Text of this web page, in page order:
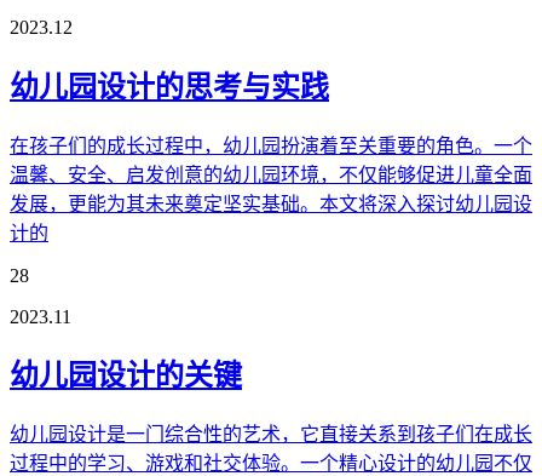
2023.12
幼儿园设计的思考与实践
在孩子们的成长过程中，幼儿园扮演着至关重要的角色。一个
温馨、安全、启发创意的幼儿园环境，不仅能够促进儿童全面
发展，更能为其未来奠定坚实基础。本文将深入探讨幼儿园设
计的
28
2023.11
幼儿园设计的关键
幼儿园设计是一门综合性的艺术，它直接关系到孩子们在成长
过程中的学习、游戏和社交体验。一个精心设计的幼儿园不仅